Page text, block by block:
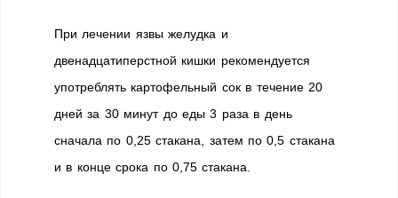
При лечении язвы желудка и
двенадцатиперстной кишки рекомендуется
употреблять картофельный сок в течение 20
дней за 30 минут до еды 3 раза в день
сначала по 0,25 стакана, затем по 0,5 стакана
и в конце срока по 0,75 стакана.